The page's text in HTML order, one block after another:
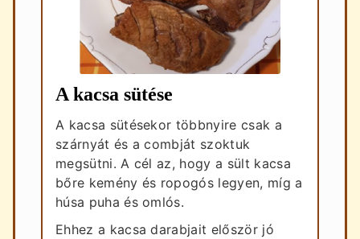
A kacsa sütése
A kacsa sütésekor többnyire csak a
szárnyát és a combját szoktuk
megsütni. A cél az, hogy a sült kacsa
bőre kemény és ropogós legyen, míg a
húsa puha és omlós.
Ehhez a kacsa darabjait először jó